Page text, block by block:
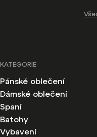
KATEGORIE
Pánské oblečení
Dámské oblečení
Spaní
Batohy
Vybavení